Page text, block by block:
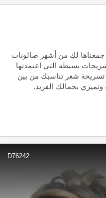
لكِ من أشهر صالونات
بسيطه التي اعتمدتها
تسريحة شعر تناسبك من بين
بجمالك الفريد.
D76242